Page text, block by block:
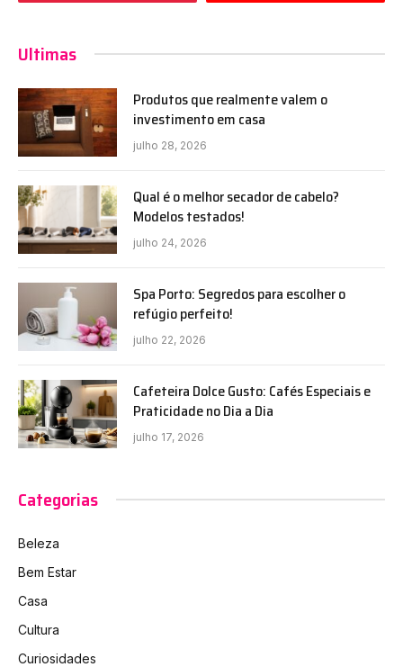
Ultimas
Produtos que realmente valem o
investimento em casa
julho 28, 2026
Qual é o melhor secador de cabelo?
Modelos testados!
julho 24, 2026
Spa Porto: Segredos para escolher o
refúgio perfeito!
julho 22, 2026
Cafeteira Dolce Gusto: Cafés Especiais e
Praticidade no Dia a Dia
julho 17, 2026
Categorias
Beleza
Bem Estar
Casa
Cultura
Curiosidades